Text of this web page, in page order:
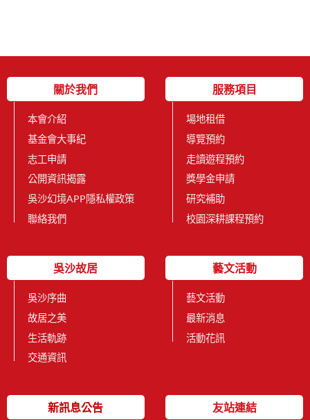
關於我們
本會介紹
基金會大事紀
志工申請
公開資訊揭露
吳沙幻境APP隱私權政策
聯絡我們
服務項目
場地租借
導覽預約
走讀遊程預約
獎學金申請
研究補助
校園深耕課程預約
吳沙故居
吳沙序曲
故居之美
生活軌跡
交通資訊
藝文活動
藝文活動
最新消息
活動花訊
新訊息公告 友站連結